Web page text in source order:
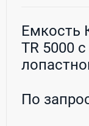
Емкость
TR 5000 с
По